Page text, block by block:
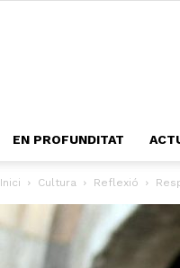
EN PROFUNDITAT
Inici Cultura Reflexió